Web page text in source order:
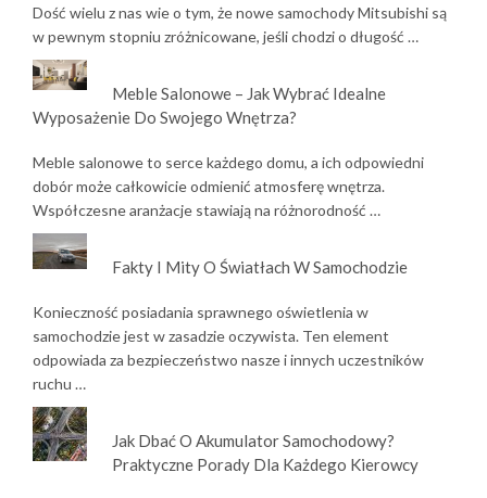
Dość wielu z nas wie o tym, że nowe samochody Mitsubishi są
w pewnym stopniu zróżnicowane, jeśli chodzi o długość …
Meble Salonowe – Jak Wybrać Idealne
Wyposażenie Do Swojego Wnętrza?
Meble salonowe to serce każdego domu, a ich odpowiedni
dobór może całkowicie odmienić atmosferę wnętrza.
Współczesne aranżacje stawiają na różnorodność …
Fakty I Mity O Światłach W Samochodzie
Konieczność posiadania sprawnego oświetlenia w
samochodzie jest w zasadzie oczywista. Ten element
odpowiada za bezpieczeństwo nasze i innych uczestników
ruchu …
Jak Dbać O Akumulator Samochodowy?
Praktyczne Porady Dla Każdego Kierowcy